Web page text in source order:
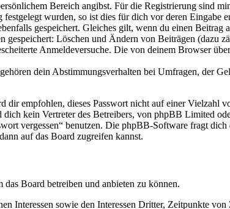
Bereich angibst. Für die Registrierung sind
wurden, so ist dies für dich vor deren Eingabe
gespeichert. Gleiches gilt, wenn du einen Beitrag
Löschen und Ändern von Beiträgen (dazu
Anmeldeversuche. Die von deinem Browser
dein Abstimmungsverhalten bei Umfragen, der
empfohlen, dieses Passwort nicht auf einer Vielzahl
kein Vertreter des Betreibers, von phpBB Limited
vergessen“ benutzen. Die phpBB-Software fragt
auf das Board zugreifen kannst.
Board betreiben und anbieten zu können.
Interessen sowie den Interessen Dritter, Zeitpunkte